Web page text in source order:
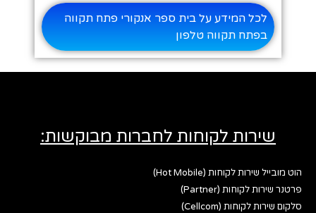
לכל המידע על בית ספר אנקורי פתח תקווה
בפתח תקווה טלפון
שירות לקוחות לחברות מבוקשות:
הוט מובייל שירות לקוחות (Hot Mobile)
פרטנר שירות לקוחות (Partner)
סלקום שירות לקוחות (Cellcom)